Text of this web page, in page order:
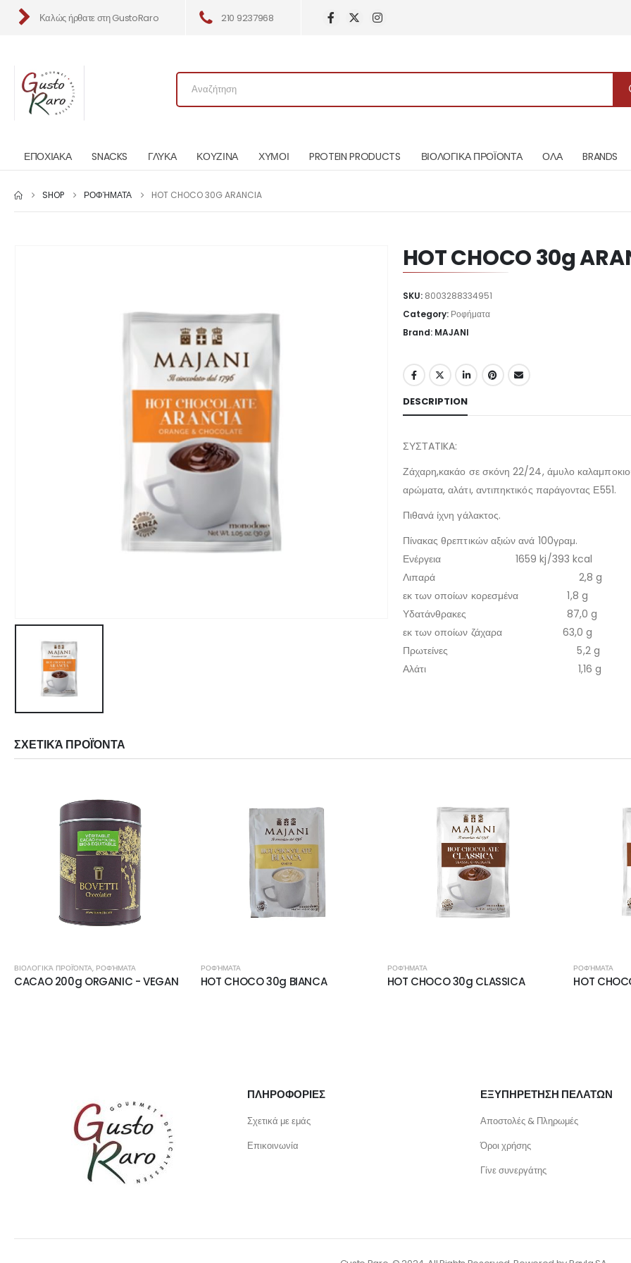
Καλώς ήρθατε στη GustoRaro 210 9237968
ΕΠΟΧΙΑΚΑ SNACKS ΓΛΥΚΑ ΚΟΥΖΙΝΑ ΧΥΜΟΙ PROTEIN PRODUCTS ΒΙΟΛΟΓΙΚΑ ΠΡΟΪΟΝΤΑ ΟΛΑ BRANDS
SHOP ΡΟΦΉΜΑΤΑ HOT CHOCO 30G ARANCIA
HOT CHOCO 30g
SKU: 8003288334951
Category: Ροφήματα
Brand: MAJANI
DESCRIPTION
ΣΥΣΤATIKA:
Ζάχαρη,κακάο σε σκόνη 22/24, άμυλο
αρώματα, αλάτι, αντιπηκτικός παράγοντας Ε551.
Πιθανά ίχνη γάλακτος.
Πίνακας θρεπτικών αξιών ανά 100γραμ.
Ενέργεια 1659 kj/393 kcal
Λιπαρά 2,8 g
εκ των οποίων κορεσμένα 1,8 g
Υδατάνθρακες 87,0 g
εκ των οποίων ζάχαρα 63,0 g
Πρωτείνες 5,2 g
Αλάτι 1,16 g
ΣΧΕΤΙΚΆ ΠΡΟΪΌΝΤΑ
ΒΙΟΛΟΓΙΚΆ ΠΡΟΪΌΝΤΑ, ΡΟΦΉΜΑΤΑ
CACAO 200g ORGANIC - VEGAN
ΡΟΦΉΜΑΤΑ
HOT CHOCO 30g BIANCA
ΡΟΦΉΜΑΤΑ
HOT CHOCO 30g CLASSICA
ΡΟΦΉΜΑΤΑ
HOT
ΠΛΗΡΟΦΟΡΙΕΣ
Σχετικά με εμάς
Επικοινωνία
ΕΞΥΠΗΡΕΤΗΣΗ ΠΕΛΑΤΩΝ
Αποστολές & Πληρωμές
Όροι χρήσης
Γίνε συνεργάτης